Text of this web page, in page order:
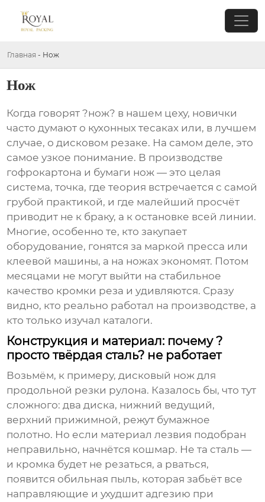
Главная - Нож
Нож
Когда говорят ?нож? в нашем цеху, новички
часто думают о кухонных тесаках или, в лучшем
случае, о дисковом резаке. На самом деле, это
самое узкое понимание. В производстве
гофрокартона и бумаги нож — это целая
система, точка, где теория встречается с самой
грубой практикой, и где малейший просчёт
приводит не к браку, а к остановке всей линии.
Многие, особенно те, кто закупает
оборудование, гонятся за маркой пресса или
клеевой машины, а на ножах экономят. Потом
месяцами не могут выйти на стабильное
качество кромки реза и удивляются. Сразу
видно, кто реально работал на производстве, а
кто только изучал каталоги.
Конструкция и материал: почему ?
просто твёрдая сталь? не работает
Возьмём, к примеру, дисковый нож для
продольной резки рулона. Казалось бы, что тут
сложного: два диска, нижний ведущий,
верхний прижимной, режут бумажное
полотно. Но если материал лезвия подобран
неправильно, начнётся кошмар. Не та сталь —
и кромка будет не резаться, а рваться,
появится обильная пыль, которая забьёт все
направляющие и ухудшит адгезию при